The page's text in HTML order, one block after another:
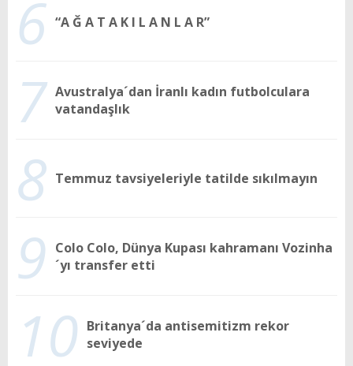
6 “A Ğ A T A K I L A N L A R”
7 Avustralya´dan İranlı kadın futbolculara
vatandaşlık
8 Temmuz tavsiyeleriyle tatilde sıkılmayın
9
Colo Colo, Dünya Kupası kahramanı Vozinha
´yı transfer etti
10 Britanya´da antisemitizm rekor
seviyede